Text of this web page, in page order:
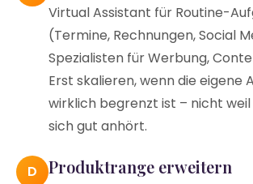
Virtual Assistant für Routine-
(Termine, Rechnungen, Social
Spezialisten für Werbung,
Erst skalieren, wenn die eigene
wirklich begrenzt ist – nicht
sich gut anhört.
D Produktrange erweitern